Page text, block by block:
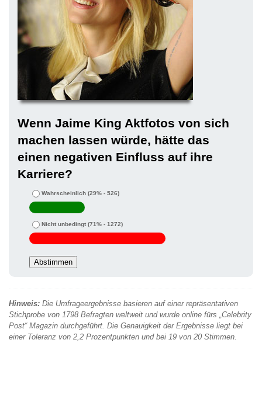
Wenn Jaime King Aktfotos von sich
machen lassen würde, hätte das
einen negativen Einfluss auf ihre
Karriere?
Wahrscheinlich (29% - 526)
Nicht unbedingt(71% - 1272)
Hinweis: Die Umfrageergebnisse basieren auf einer repräsentativen
Stichprobe von 1798 Befragten weltweit und wurde online fürs „Celebrity
Post“ Magazin durchgeführt. Die Genauigkeit der Ergebnisse liegt bei
einer Toleranz von 2,2 Prozentpunkten und bei 19 von 20 Stimmen.